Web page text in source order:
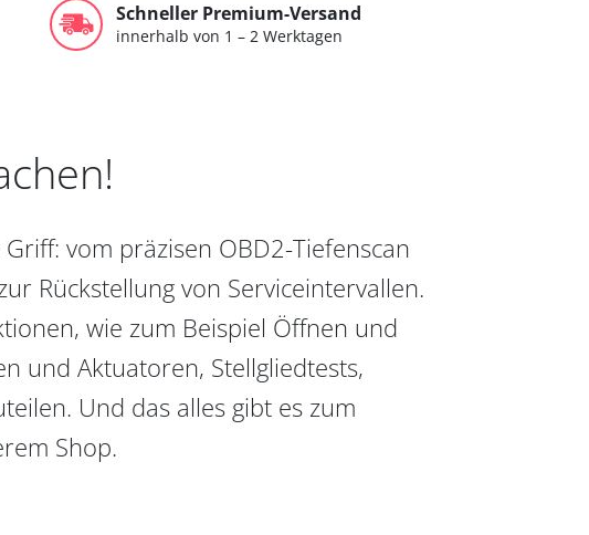
Schneller Premium-Versand
innerhalb von 1 – 2 Werktagen
vom präzisen OBD2-Tiefenscan
Rückstellung von Serviceintervallen.
wie zum Beispiel Öffnen und
und Aktuatoren, Stellgliedtests,
Und das alles gibt es zum
Shop.